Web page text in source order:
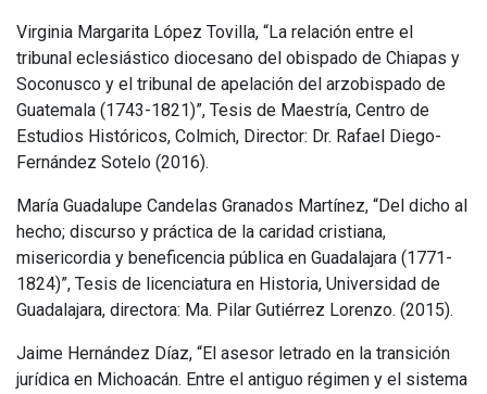
Virginia Margarita López Tovilla, “La relación entre el
tribunal eclesiástico diocesano del obispado de Chiapas y
Soconusco y el tribunal de apelación del arzobispado de
Guatemala (1743-1821)”, Tesis de Maestría, Centro de
Estudios Históricos, Colmich, Director: Dr. Rafael Diego-
Fernández Sotelo (2016).
María Guadalupe Candelas Granados Martínez, “Del dicho al
hecho; discurso y práctica de la caridad cristiana,
misericordia y beneficencia pública en Guadalajara (1771-
1824)”, Tesis de licenciatura en Historia, Universidad de
Guadalajara, directora: Ma. Pilar Gutiérrez Lorenzo. (2015).
Jaime Hernández Díaz, “El asesor letrado en la transición
jurídica en Michoacán. Entre el antiguo régimen y el sistema